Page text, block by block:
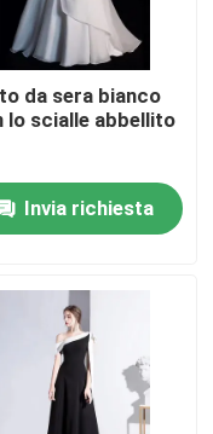
da sera bianco
lo scialle abbellito
Invia richiesta